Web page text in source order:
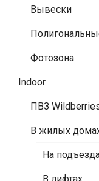
Вывески
Фотозона
Indoor
ПВЗ
В жилых
На